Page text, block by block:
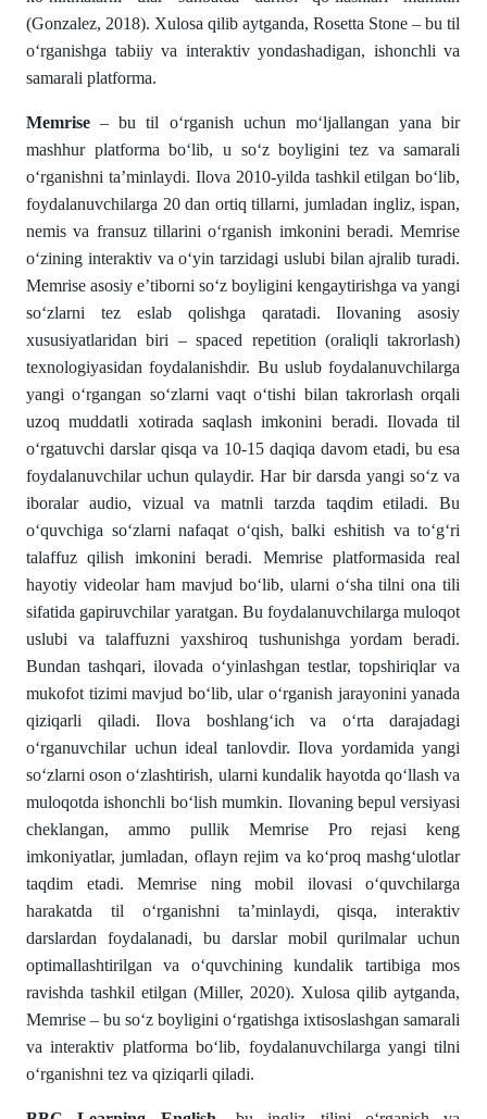
(Gonzalez, 2018). Xulosa qilib aytganda, Rosetta Stone – bu til
o‘rganishga tabiiy va interaktiv yondashadigan, ishonchli va
samarali platforma.
Memrise – bu til o‘rganish uchun mo‘ljallangan yana bir
mashhur platforma bo‘lib, u so‘z boyligini tez va samarali
o‘rganishni ta’minlaydi. Ilova 2010-yilda tashkil etilgan bo‘lib,
foydalanuvchilarga 20 dan ortiq tillarni, jumladan ingliz, ispan,
nemis va fransuz tillarini o‘rganish imkonini beradi. Memrise
o‘zining interaktiv va o‘yin tarzidagi uslubi bilan ajralib turadi.
Memrise asosiy e’tiborni so‘z boyligini kengaytirishga va yangi
so‘zlarni tez eslab qolishga qaratadi. Ilovaning asosiy
xususiyatlaridan biri – spaced repetition (oraliqli takrorlash)
texnologiyasidan foydalanishdir. Bu uslub foydalanuvchilarga
yangi o‘rgangan so‘zlarni vaqt o‘tishi bilan takrorlash orqali
uzoq muddatli xotirada saqlash imkonini beradi. Ilovada til
o‘rgatuvchi darslar qisqa va 10-15 daqiqa davom etadi, bu esa
foydalanuvchilar uchun qulaydir. Har bir darsda yangi so‘z va
iboralar audio, vizual va matnli tarzda taqdim etiladi. Bu
o‘quvchiga so‘zlarni nafaqat o‘qish, balki eshitish va to‘g‘ri
talaffuz qilish imkonini beradi. Memrise platformasida real
hayotiy videolar ham mavjud bo‘lib, ularni o‘sha tilni ona tili
sifatida gapiruvchilar yaratgan. Bu foydalanuvchilarga muloqot
uslubi va talaffuzni yaxshiroq tushunishga yordam beradi.
Bundan tashqari, ilovada o‘yinlashgan testlar, topshiriqlar va
mukofot tizimi mavjud bo‘lib, ular o‘rganish jarayonini yanada
qiziqarli qiladi. Ilova boshlang‘ich va o‘rta darajadagi
o‘rganuvchilar uchun ideal tanlovdir. Ilova yordamida yangi
so‘zlarni oson o‘zlashtirish, ularni kundalik hayotda qo‘llash va
muloqotda ishonchli bo‘lish mumkin. Ilovaning bepul versiyasi
cheklangan, ammo pullik Memrise Pro rejasi keng
imkoniyatlar, jumladan, oflayn rejim va ko‘proq mashg‘ulotlar
taqdim etadi. Memrise ning mobil ilovasi o‘quvchilarga
harakatda til o‘rganishni ta’minlaydi, qisqa, interaktiv
darslardan foydalanadi, bu darslar mobil qurilmalar uchun
optimallashtirilgan va o‘quvchining kundalik tartibiga mos
ravishda tashkil etilgan (Miller, 2020). Xulosa qilib aytganda,
Memrise – bu so‘z boyligini o‘rgatishga ixtisoslashgan samarali
va interaktiv platforma bo‘lib, foydalanuvchilarga yangi tilni
o‘rganishni tez va qiziqarli qiladi.